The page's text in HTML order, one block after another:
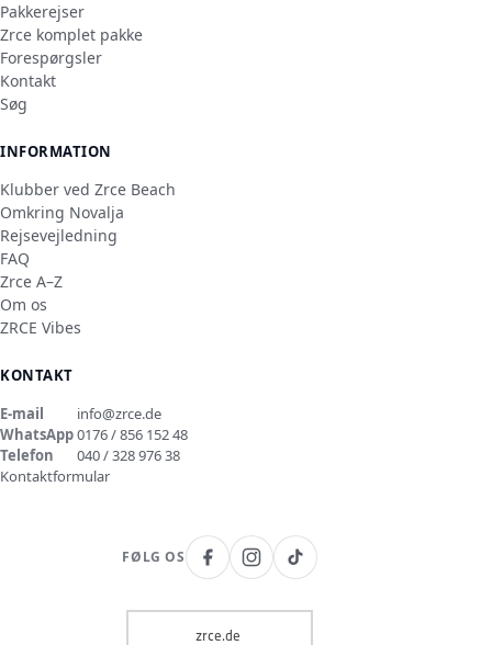
Pakkerejser
Zrce komplet pakke
Forespørgsler
Kontakt
Søg
INFORMATION
Klubber ved Zrce Beach
Omkring Novalja
Rejsevejledning
FAQ
Zrce A–Z
Om os
ZRCE Vibes
KONTAKT
E-mail
info@zrce.de
WhatsApp0176 / 856 152 48
Telefon
040 / 328 976 38
Kontaktformular
FØLG OS